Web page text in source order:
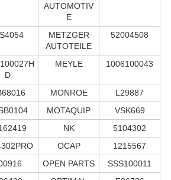
AUTOMOTIV
E
METZGER
AUTOTEILE
52004508
D
MEYLE 1006100043
MONROE
L29887
MOTAQUIP
VSK669
NK
5104302
OCAP
1215567
OPEN PARTS
SSS100011